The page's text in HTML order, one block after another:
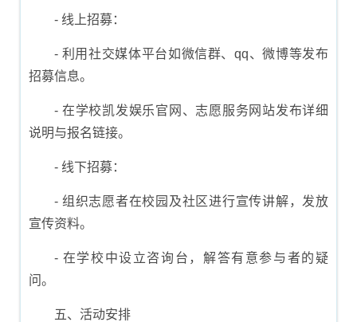
- 线上招募：
- 利用社交媒体平台如微信群、qq、微博等发布
招募信息。
- 在学校凯发娱乐官网、志愿服务网站发布详细
说明与报名链接。
- 线下招募：
- 组织志愿者在校园及社区进行宣传讲解，发放
宣传资料。
- 在学校中设立咨询台，解答有意参与者的疑
问。
五、活动安排